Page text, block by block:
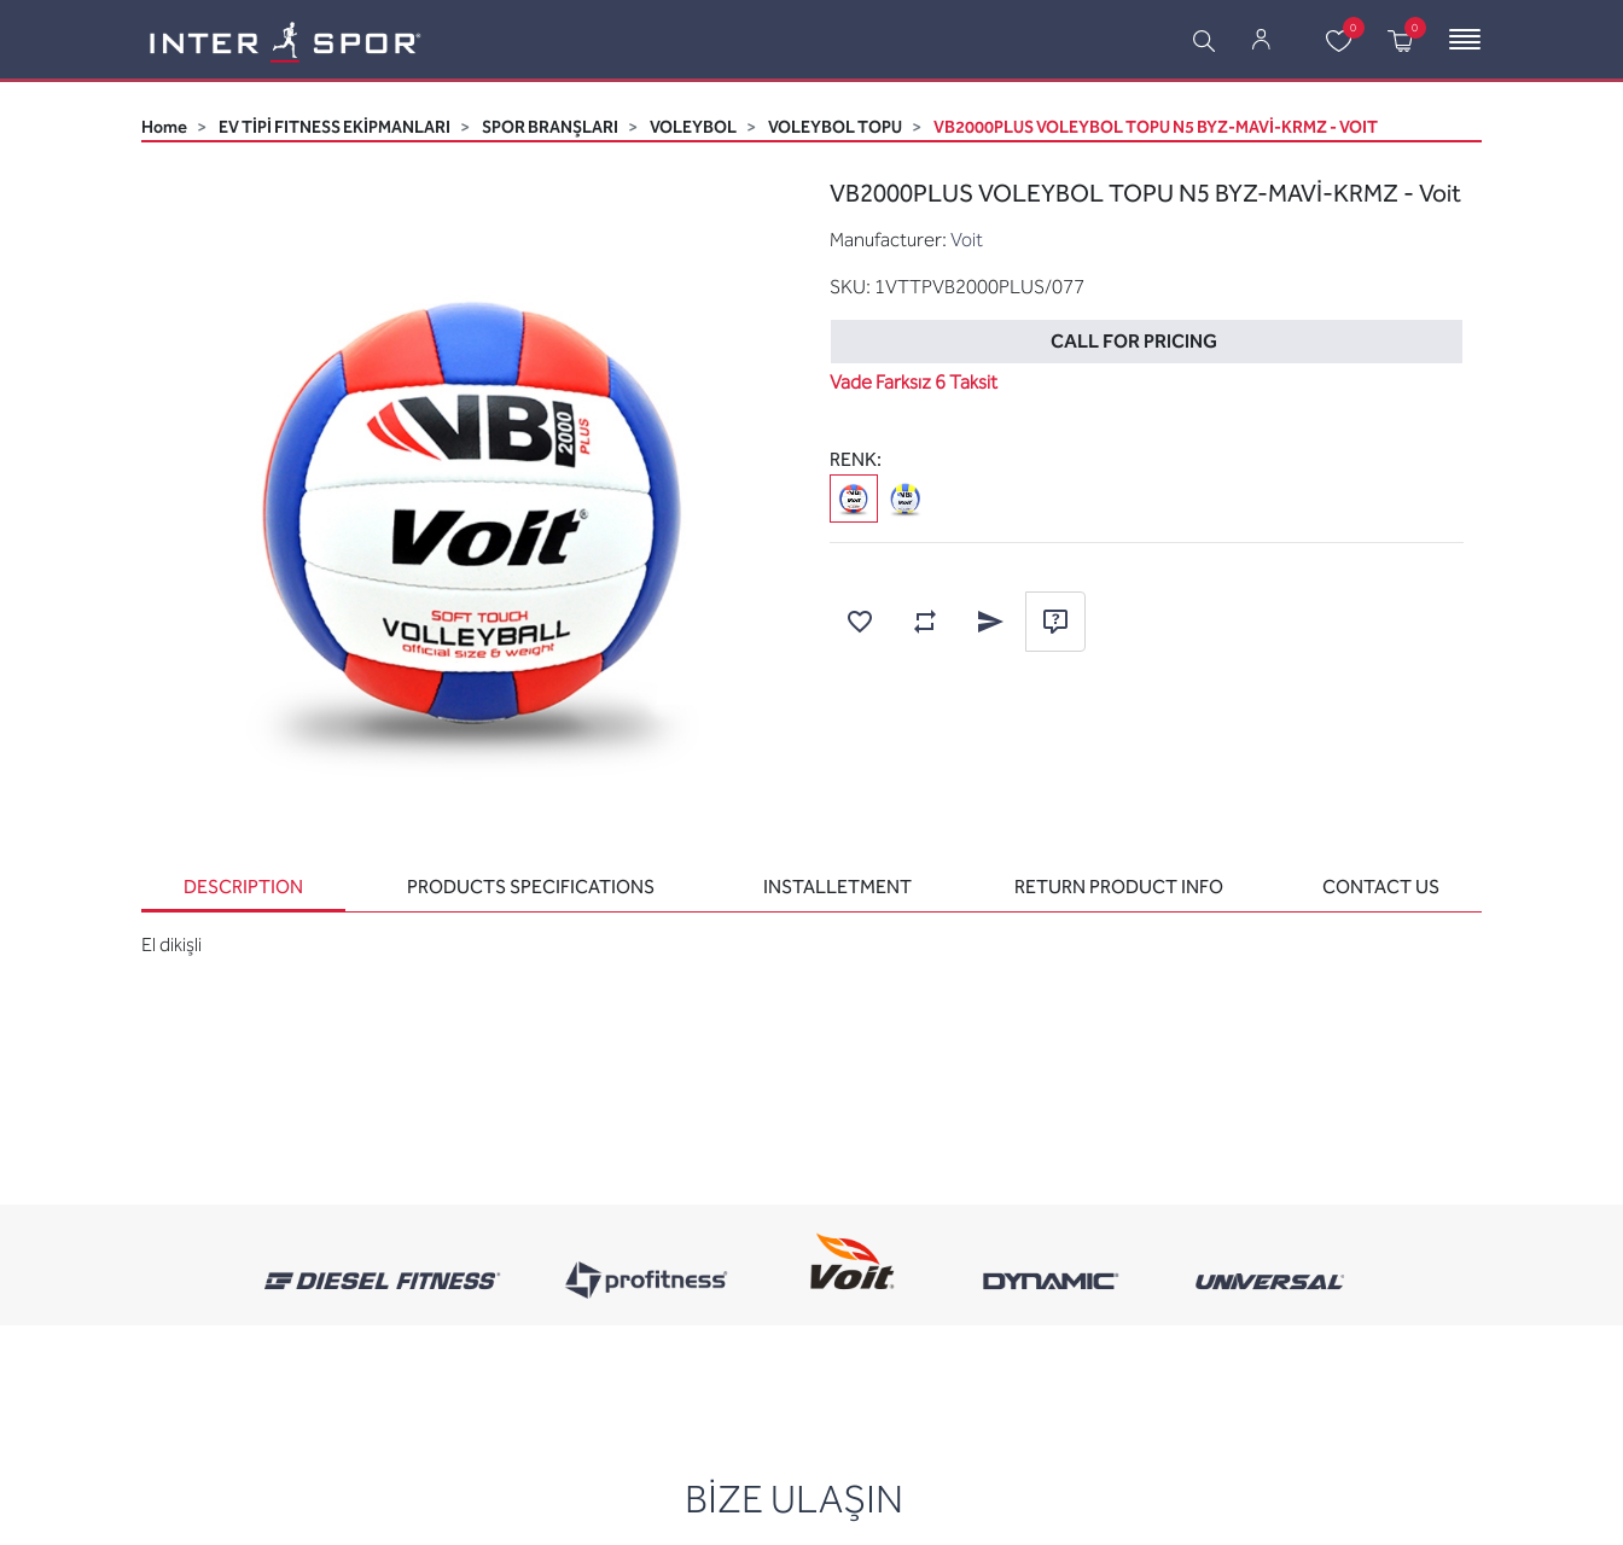
0 0
Home EV TİPİ FITNESS EKİPMANLARI SPOR BRANŞLARI VOLEYBOL VOLEYBOL TOPU VB2000PLUS VOLEYBOL TOPU N5 BYZ-MAVİ-KRMZ - VOIT
VB2000PLUS VOLEYBOL TOPU N5 BYZ-MAVİ-KRMZ - Voit
Manufacturer: Voit
SKU: 1VTTPVB2000PLUS/077
CALL FOR PRICING
Vade Farksız 6 Taksit
RENK:
Add to wishlistAdd to compare list
Email a friendAsk question
DESCRIPTION PRODUCTS SPECIFICATIONS INSTALLETMENT RETURN PRODUCT INFO CONTACT US
El dikişli
BİZE ULAŞIN